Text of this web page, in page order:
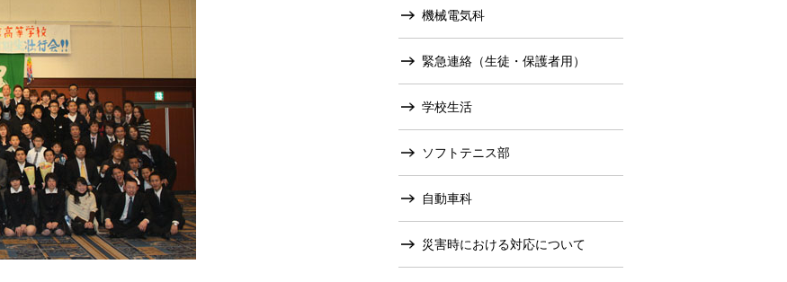
機械電気科
緊急連絡（生徒・保護者用）
学校生活
ソフトテニス部
自動車科
災害時における対応について